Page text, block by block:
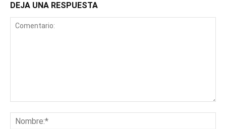
DEJA UNA RESPUESTA